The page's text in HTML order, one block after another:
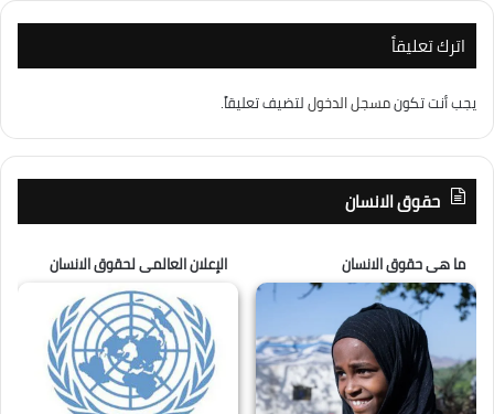
اترك تعليقاً
يجب أنت تكونمسجل الدخوللتضيف تعليقاً.
حقوق الانسان
ما هى حقوق الانسان الإعلان العالمى لحقوق الانسان